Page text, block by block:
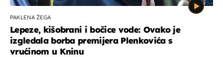
PAKLENA ŽEGA
Lepeze, kišobrani i bočice vode: Ovako je
izgledala borba premijera Plenkovića s
vrućinom u Kninu